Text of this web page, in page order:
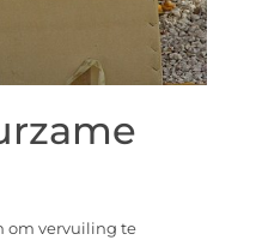
om vervuiling te